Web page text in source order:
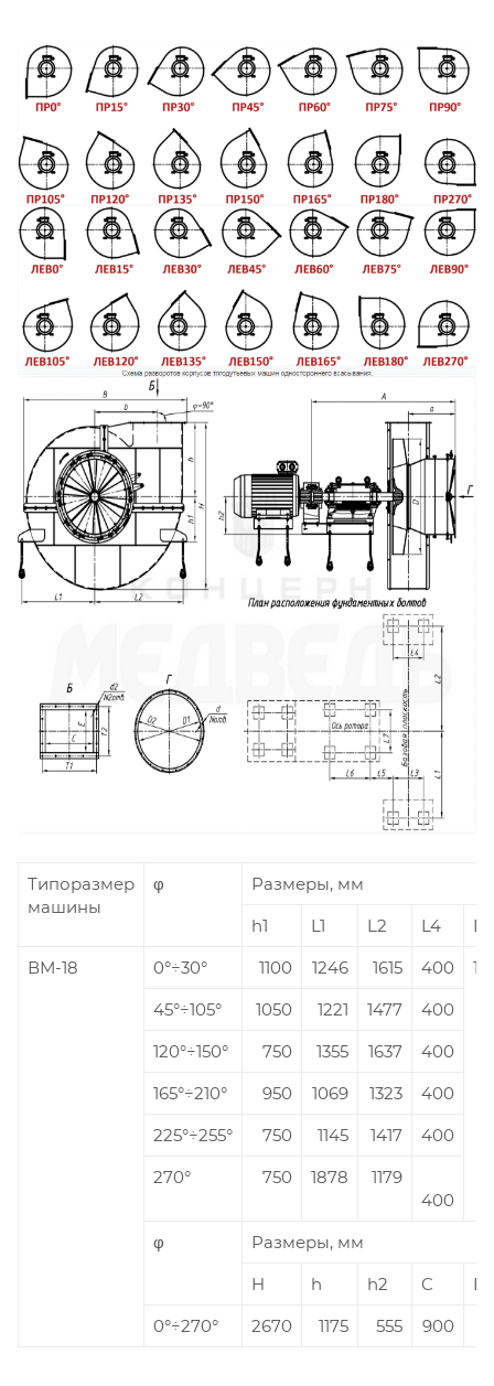
Типоразмер
машины
φ
Размеры, мм
h1
L1 L2 L4
D
ВМ-18
0°÷30° 1100 1246 1615 400
45°÷105°
1050 1221 1477
400
120°÷150°
750 1355 1637
400
165°÷210°
950 1069 1323
400
225°÷255°
750 1145 1417
400
270°
750 1878
1179
400
φ
Размеры, мм
H
h h2 C
E
0°÷270°
2670 1175 555 900